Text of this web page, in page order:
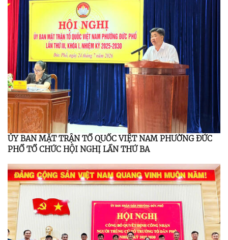
ỦY BAN MẶT TRẬN TỔ QUỐC VIỆT NAM PHƯỜNG ĐỨC
PHỔ TỔ CHỨC HỘI NGHỊ LẦN THỨ BA